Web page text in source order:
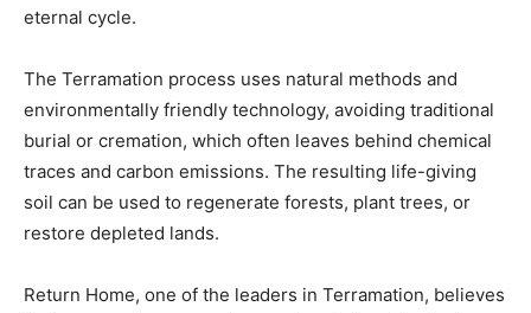
eternal cycle.
The Terramation process uses natural methods and
environmentally friendly technology, avoiding traditional
burial or cremation, which often leaves behind chemical
traces and carbon emissions. The resulting life-giving
soil can be used to regenerate forests, plant trees, or
restore depleted lands.
Return Home, one of the leaders in Terramation, believes